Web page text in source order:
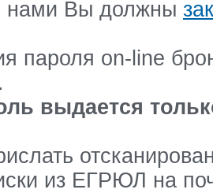
нами Вы должны
пароля on-line
выдается
из ЕГРЮЛ на